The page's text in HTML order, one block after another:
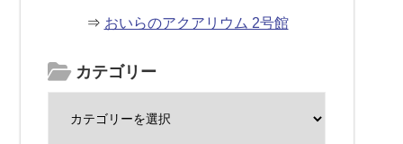
⇒ おいらのアクアリウム 2号館
カテゴリー